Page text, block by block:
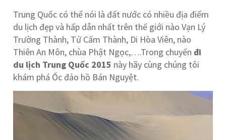
Trung Quốc có thể nói là đất nước có nhiều địa điểm
du lịch đẹp và hấp dẫn nhất trên thế giới nào Vạn Lý
Trường Thành, Tử Cấm Thành, Di Hòa Viên, nào
Thiên An Môn, chùa Phật Ngọc,….Trong chuyếnđi
du lịch Trung Quốc 2015 này hãy cùng chúng tôi
khám phá Ốc đảo hồ Bán Nguyệt.